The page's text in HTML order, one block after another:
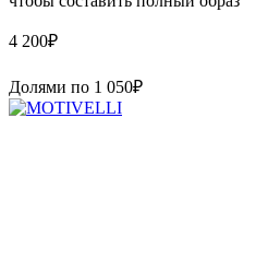
4 200₽
Долями по 1 050₽